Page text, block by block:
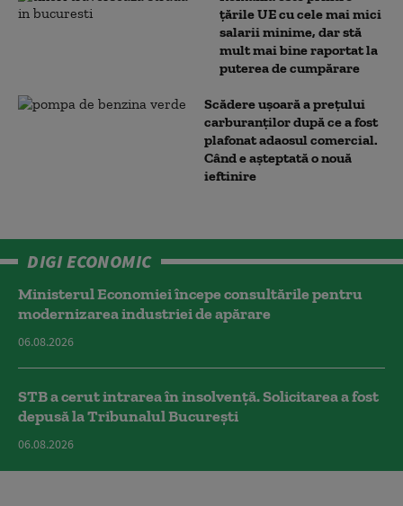
țările UE cu cele mai mici
salarii minime, dar stă
mult mai bine raportat la
puterea de cumpărare
Scădere ușoară a prețului
carburanților după ce a fost
plafonat adaosul comercial.
Când e așteptată o nouă
ieftinire
DIGI ECONOMIC
Ministerul Economiei începe consultările pentru
modernizarea industriei de apărare
06.08.2026
STB a cerut intrarea în insolvență. Solicitarea a fost
depusă la Tribunalul București
06.08.2026